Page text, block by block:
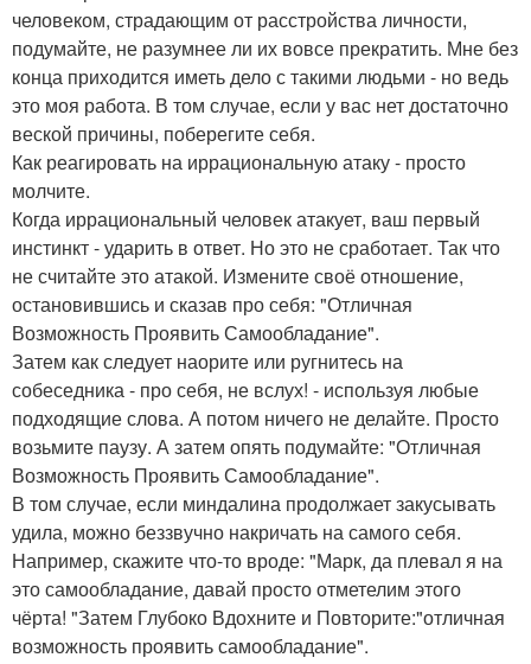
человеком, страдающим от расстройства личности,
подумайте, не разумнее ли их вовсе прекратить. Мне без
конца приходится иметь дело с такими людьми - но ведь
это моя работа. В том случае, если у вас нет достаточно
веской причины, поберегите себя.
Как реагировать на иррациональную атаку - просто
молчите.
Когда иррациональный человек атакует, ваш первый
инстинкт - ударить в ответ. Но это не сработает. Так что
не считайте это атакой. Измените своё отношение,
остановившись и сказав про себя: "Отличная
Возможность Проявить Самообладание".
Затем как следует наорите или ругнитесь на
собеседника - про себя, не вслух! - используя любые
подходящие слова. А потом ничего не делайте. Просто
возьмите паузу. А затем опять подумайте: "Отличная
Возможность Проявить Самообладание".
В том случае, если миндалина продолжает закусывать
удила, можно беззвучно накричать на самого себя.
Например, скажите что-то вроде: "Марк, да плевал я на
это самообладание, давай просто отметелим этого
чёрта! "Затем Глубоко Вдохните и Повторите:"отличная
возможность проявить самообладание".